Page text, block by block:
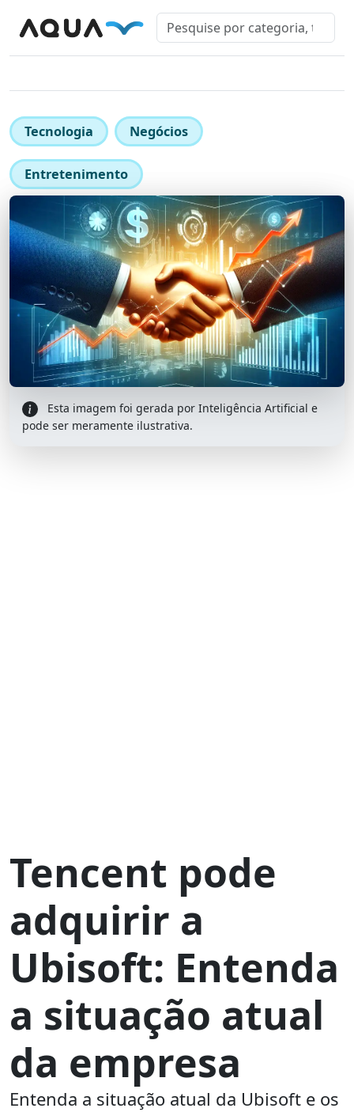
Tecnologia Negócios
Entretenimento
Esta imagem foi gerada por Inteligência Artificial e
pode ser meramente ilustrativa.
Tencent pode
adquirir a
Ubisoft: Entenda
a situação atual
da empresa
Entenda a situação atual da Ubisoft e os